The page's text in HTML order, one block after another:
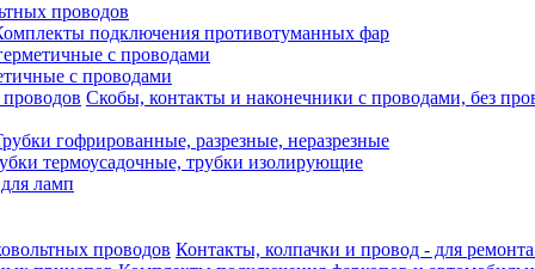
проводов
подключения противотуманных фар
с проводами
с проводами
Скобы, контакты и наконечники с проводами, без
гофрированные, разрезные, неразрезные
термоусадочные, трубки изолирующие
ламп
Контакты, колпачки и провод - для